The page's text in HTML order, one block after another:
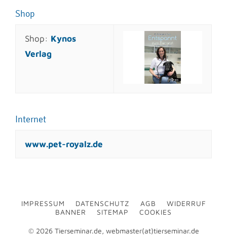
Shop
Shop: Kynos
Verlag
Internet
www.pet-royalz.de
IMPRESSUM DATENSCHUTZ AGB
WIDERRUF
BANNER
SITEMAP COOKIES
© 2026 Tierseminar.de, webmaster(at)tierseminar.de